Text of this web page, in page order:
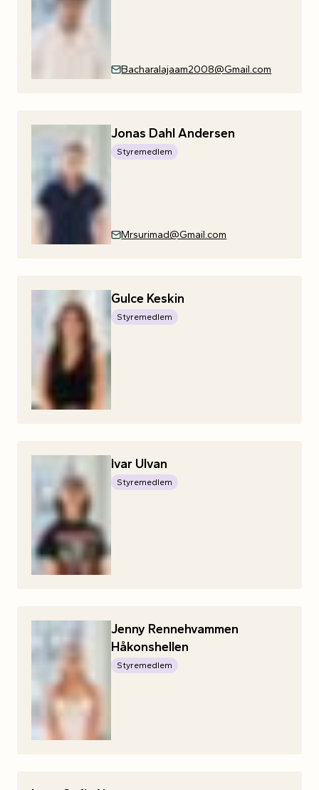
Bacharalajaam2008@Gmail.com
Jonas DahlAndersen
Styremedlem
Mrsurimad@Gmail.com
Gulce Keskin
Styremedlem
Ivar Ulvan
Styremedlem
Jenny Rennehvammen
Håkonshellen
Styremedlem